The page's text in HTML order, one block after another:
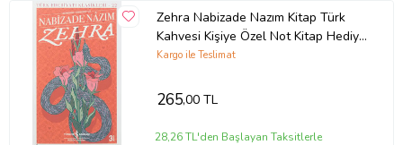
Zehra Nabizade Nazım Kitap Türk
Kahvesi Kişiye Özel Not Kitap Hediye
Seti
Kargo ile Teslimat
265,00 TL
28,26 TL'den Başlayan Taksitlerle